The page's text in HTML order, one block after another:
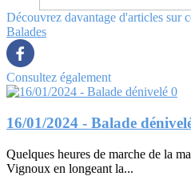
Découvrez davantage d'articles sur
Balades
Consultez également
16/01/2024 - Balade
Quelques heures de marche de la
Vignoux en longeant la...